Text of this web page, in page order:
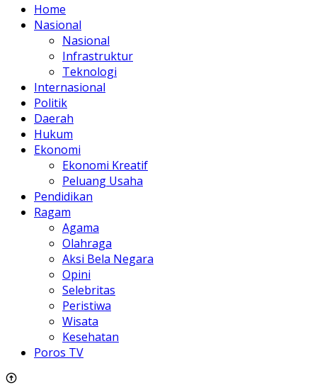
Home
Nasional
Nasional
Infrastruktur
Teknologi
Internasional
Politik
Daerah
Hukum
Ekonomi
Ekonomi Kreatif
Peluang Usaha
Pendidikan
Ragam
Agama
Olahraga
Aksi Bela Negara
Opini
Selebritas
Peristiwa
Wisata
Kesehatan
Poros TV